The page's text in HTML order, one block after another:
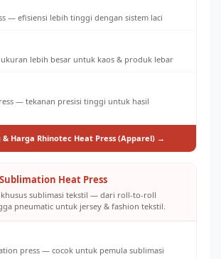
— efisiensi lebih tinggi dengan sistem laci
lebih besar untuk kaos & produk lebar
— tekanan presisi tinggi untuk hasil
& Harga Rhinotec Heat Press (Apparel) →
Heat Press
khusus sublimasi tekstil — dari roll-to-roll
pneumatic untuk jersey & fashion tekstil.
press — cocok untuk pemula sublimasi